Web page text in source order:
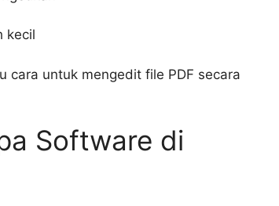
kecil
cara untuk mengedit file PDF secara
Software di